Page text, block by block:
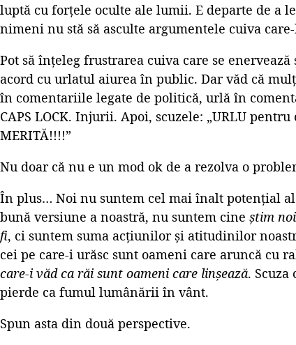
luptă cu forțele oculte ale lumii. E departe de a
nimeni nu stă să asculte argumentele cuiva
Pot să înțeleg frustrarea cuiva care se
acord cu urlatul aiurea în public. Dar văd că
în comentariile legate de politică, urlă în
CAPS LOCK. Injurii. Apoi, scuzele: „URLU pentru
MERITĂ!!!!”
Nu doar că nu e un mod ok de a rezolva o
În plus… Noi nu suntem cel mai înalt potențial
bună versiune a noastră, nu suntem cine știm
fi, ci suntem suma acțiunilor și atitudinilor
cei pe care-i urăsc sunt oameni care aruncă cu
care-i văd ca răi sunt oameni care linșează. Scuza
pierde ca fumul lumânării în vânt.
Spun asta din două perspective.